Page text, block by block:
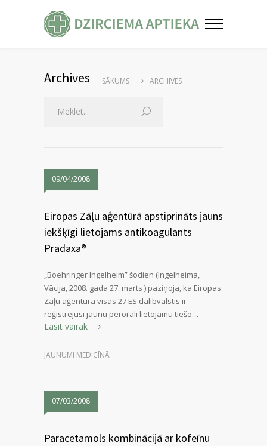
Archives SĀKUMS ARCHIVES
09/04/2008
Eiropas Zāļu aģentūrā apstiprināts jauns
iekšķīgi lietojams antikoagulants
Pradaxa®
„Boehringer Ingelheim” šodien (Ingelheima,
Vācija, 2008. gada 27. marts ) paziņoja, ka Eiropas
Zāļu aģentūra visās 27 ES dalībvalstīs ir
reģistrējusi jaunu perorāli lietojamu tiešo…
Lasīt vairāk
JAUNUMI MEDICĪNĀ
07/03/2008
Paracetamols kombinācijā ar kofeīnu